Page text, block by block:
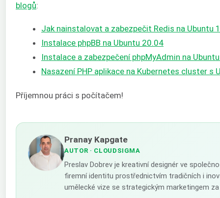
blogů:
Jak nainstalovat a zabezpečit Redis na Ubuntu
Instalace phpBB na Ubuntu 20.04
Instalace a zabezpečení phpMyAdmin na
Nasazení PHP aplikace na Kubernetes cluster s
Příjemnou práci s počítačem!
Pranay Kapgate
AUTOR · CLOUDSIGMA
Preslav Dobrev je kreativní designér ve
firemní identitu prostřednictvím tradičních i
umělecké vize se strategickým marketingem